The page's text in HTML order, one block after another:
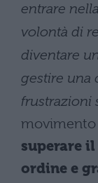
entrare
volontà di
diventare
gestire una
frustrazioni
movimento
superare
ordine e